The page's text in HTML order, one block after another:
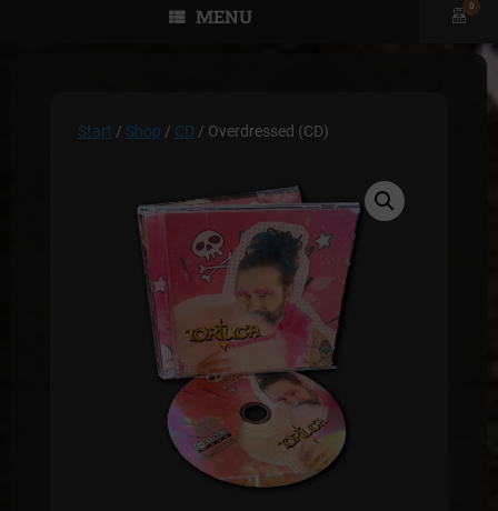
MENU
View
cart
0
Start / Shop / CD / Overdressed (CD)